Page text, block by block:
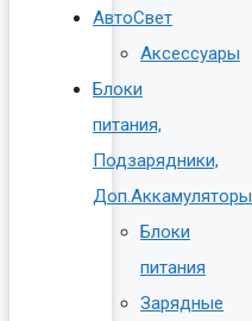
АвтоСвет
Аксессуары
Блоки
питания,
Подзарядники,
Доп.Аккамуляторы
Блоки
питания
Зарядные